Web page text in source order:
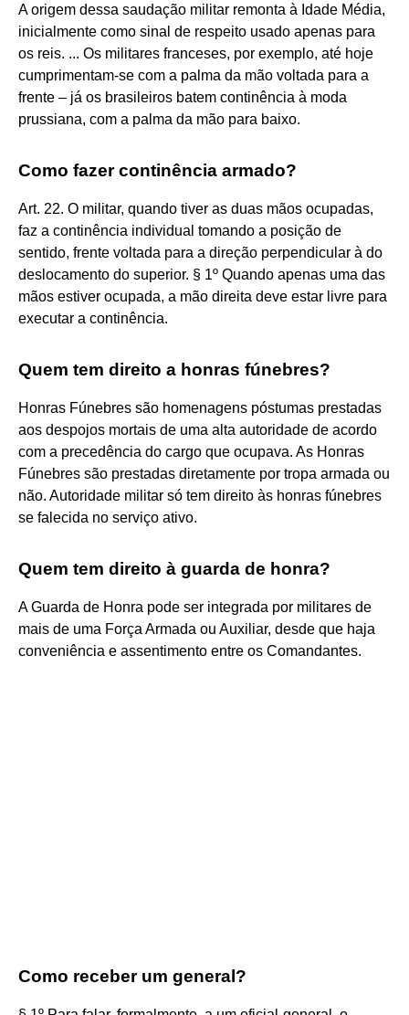
A origem dessa saudação militar remonta à Idade Média,
inicialmente como sinal de respeito usado apenas para
os reis. ... Os militares franceses, por exemplo, até hoje
cumprimentam-se com a palma da mão voltada para a
frente – já os brasileiros batem continência à moda
prussiana, com a palma da mão para baixo.
Como fazer continência armado?
Art. 22. O militar, quando tiver as duas mãos ocupadas,
faz a continência individual tomando a posição de
sentido, frente voltada para a direção perpendicular à do
deslocamento do superior. § 1º Quando apenas uma das
mãos estiver ocupada, a mão direita deve estar livre para
executar a continência.
Quem tem direito a honras fúnebres?
Honras Fúnebres são homenagens póstumas prestadas
aos despojos mortais de uma alta autoridade de acordo
com a precedência do cargo que ocupava. As Honras
Fúnebres são prestadas diretamente por tropa armada ou
não. Autoridade militar só tem direito às honras fúnebres
se falecida no serviço ativo.
Quem tem direito à guarda de honra?
A Guarda de Honra pode ser integrada por militares de
mais de uma Força Armada ou Auxiliar, desde que haja
conveniência e assentimento entre os Comandantes.
Como receber um general?